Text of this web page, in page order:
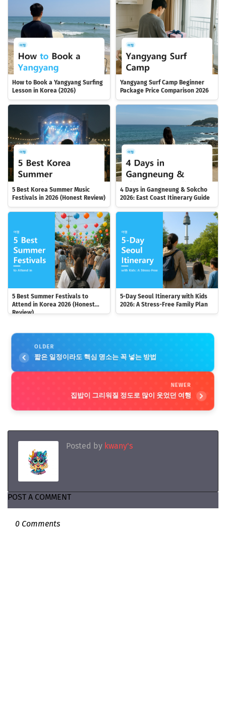
How to Book a Yangyang Surfing
Lesson in Korea (2026)
Yangyang Surf Camp Beginner
Package Price Comparison 2026
5 Best Korea Summer Music
Festivals in 2026 (Honest Review)
4 Days in Gangneung & Sokcho
2026: East Coast Itinerary Guide
5 Best Summer Festivals to
Attend in Korea 2026 (Honest
Review)
5-Day Seoul Itinerary with Kids
2026: A Stress-Free Family Plan
OLDER
짧은 일정이라도 핵심 명소는 꼭 넣는 방법
NEWER
집밥이 그리워질 정도로 많이 웃었던 여행
Posted by kwany's
POST A COMMENT
0 Comments